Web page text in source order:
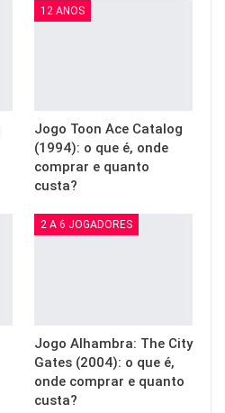
12 ANOS
Jogo Toon Ace Catalog
(1994): o que é, onde
comprar e quanto
custa?
2 A 6 JOGADORES
Jogo Alhambra: The City
Gates (2004): o que é,
onde comprar e quanto
custa?